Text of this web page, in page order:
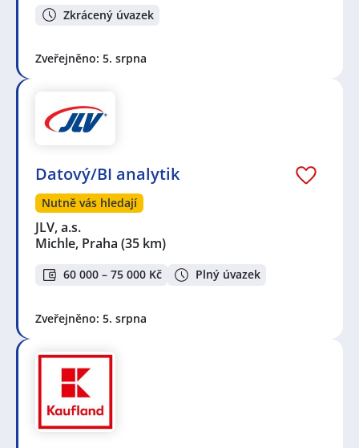
Zkrácený úvazek
Zveřejněno: 5. srpna
Datový/BI analytik
Nutně vás hledají
JLV, a.s.
Michle, Praha (35 km)
60 000 – 75 000 Kč Plný úvazek
Zveřejněno: 5. srpna